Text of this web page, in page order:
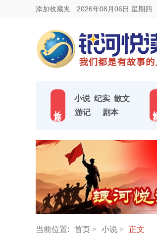
添加收藏夹 2026年08月06日 星期四
小说 纪实 散文
游记
剧本
当前位置: 首页 小说 正文